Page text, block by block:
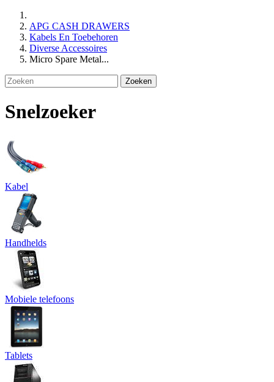
APG CASH DRAWERS
Kabels En Toebehoren
Diverse Accessoires
Micro Spare Metal...
Zoeken
Snelzoeker
Kabel
Handhelds
Mobiele telefoons
Tablets